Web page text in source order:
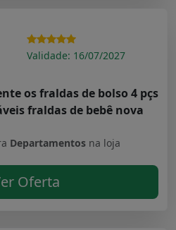
Validade: 16/07/2027
os fraldas de bolso 4 pçs
fraldas de bebê nova
Departamentos na loja
Oferta